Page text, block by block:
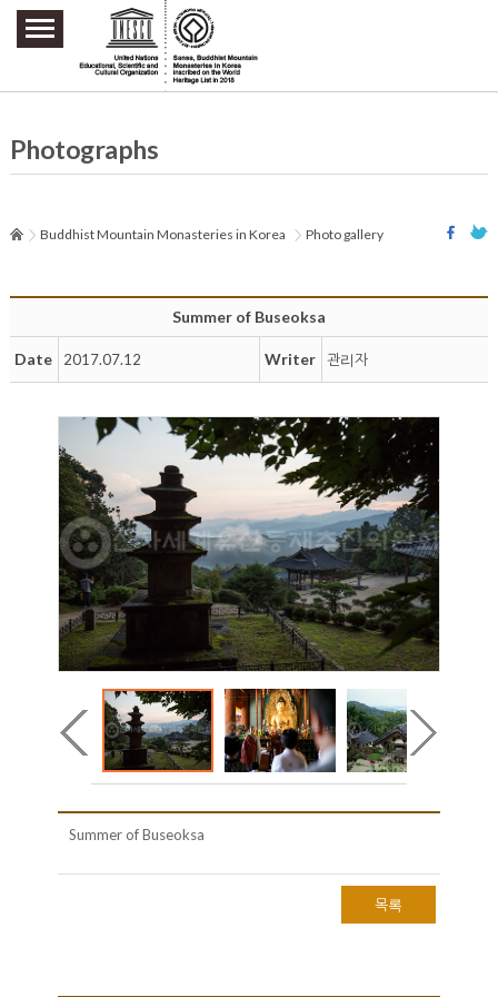
주요메뉴 바로가기
본문 바로가기
하단메뉴 바로가기
Photographs
Buddhist Mountain Monasteries in Korea Photo gallery
Summer of Buseoksa
Date 2017.07.12 Writer 관리자
Summer of Buseoksa
목록